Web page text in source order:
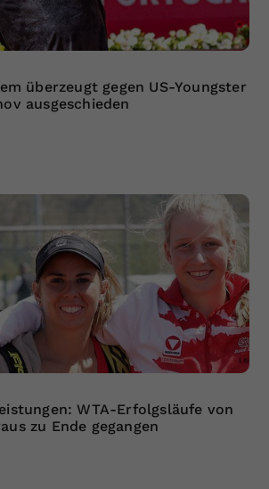
überzeugt gegen US-Youngster
ausgeschieden
WTA-Erfolgsläufe von
zu Ende gegangen